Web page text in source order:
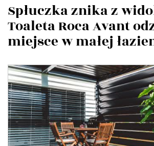
Spłuczka znika z
Toaleta Roca Avant
miejsce w małej